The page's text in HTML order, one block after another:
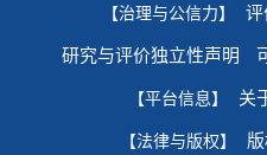
【治理与公信力】 评
研究与评价独立性声明
【平台信息】 关
【法律与版权】